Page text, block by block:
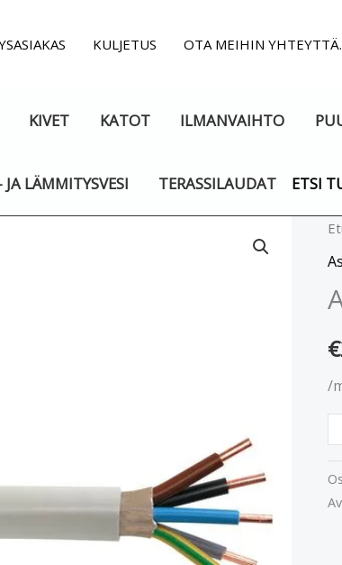
KULJETUS OTA MEIHIN YHTEYTTÄ.
KIVET KATOT ILMANVAIHTO
LÄMMITYSVESI TERASSILAUDAT ETSI
€
/